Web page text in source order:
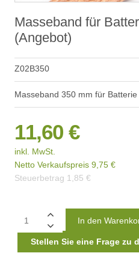
Masseband für
(Angebot)
Z02B350
Masseband 350 mm für
11,60 €
inkl. MwSt.
Netto Verkaufspreis 9,75 €
Steuerbetrag 1,85 €
Stellen Sie eine Frage zu